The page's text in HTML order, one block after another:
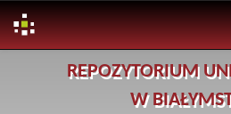
REPOZYTORIUM
W